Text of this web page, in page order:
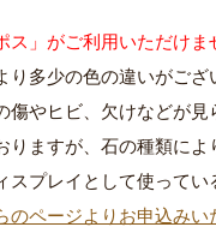
」がご利用いただけま
多少の色の違いがござ
やヒビ、欠けなどが見
ますが、石の種類によ
プレイとして使ってい
のページよりお申込みい